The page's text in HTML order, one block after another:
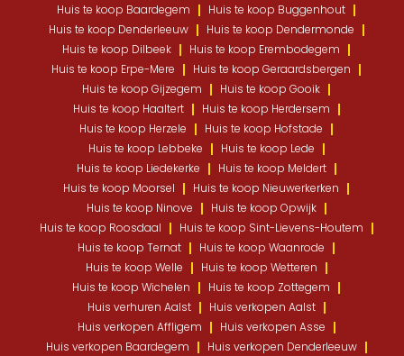
Huis te koop Baardegem
Huis te koop Buggenhout
Huis te koop Denderleeuw
Huis te koop Dendermonde
Huis te koop Dilbeek
Huis te koop Erembodegem
Huis te koop Erpe-Mere
Huis te koop Geraardsbergen
Huis te koop Gijzegem
Huis te koop Gooik
Huis te koop Haaltert
Huis te koop Herdersem
Huis te koop Herzele
Huis te koop Hofstade
Huis te koop Lebbeke
Huis te koop Lede
Huis te koop Liedekerke
Huis te koop Meldert
Huis te koop Moorsel
Huis te koop Nieuwerkerken
Huis te koop Ninove
Huis te koop Opwijk
Huis te koop Roosdaal
Huis te koop Sint-Lievens-Houtem
Huis te koop Ternat
Huis te koop Waanrode
Huis te koop Welle
Huis te koop Wetteren
Huis te koop Wichelen
Huis te koop Zottegem
Huis verhuren Aalst
Huis verkopen Aalst
Huis verkopen Affligem
Huis verkopen Asse
Huis verkopen Baardegem
Huis verkopen Denderleeuw